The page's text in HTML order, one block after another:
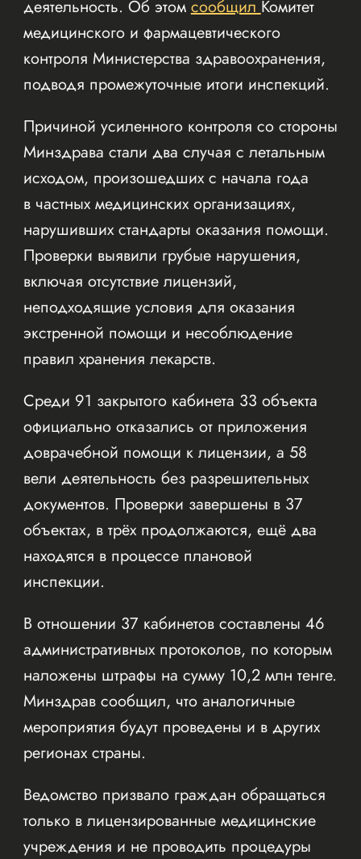
деятельность. Об этом сообщил Комитет
медицинского и фармацевтического
контроля Министерства здравоохранения,
подводя промежуточные итоги инспекций.
Причиной усиленного контроля со стороны
Минздрава стали два случая с летальным
исходом, произошедших с начала года
в частных медицинских организациях,
нарушивших стандарты оказания помощи.
Проверки выявили грубые нарушения,
включая отсутствие лицензий,
неподходящие условия для оказания
экстренной помощи и несоблюдение
правил хранения лекарств.
Среди 91 закрытого кабинета 33 объекта
официально отказались от приложения
доврачебной помощи к лицензии, а 58
вели деятельность без разрешительных
документов. Проверки завершены в 37
объектах, в трёх продолжаются, ещё два
находятся в процессе плановой
инспекции.
В отношении 37 кабинетов составлены 46
административных протоколов, по которым
наложены штрафы на сумму 10,2 млн тенге.
Минздрав сообщил, что аналогичные
мероприятия будут проведены и в других
регионах страны.
Ведомство призвало граждан обращаться
только в лицензированные медицинские
учреждения и не проводить процедуры